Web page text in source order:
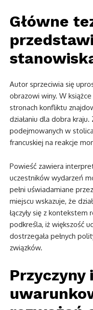
Główne
Autor sprzeciwia się
obrazowi winy. W
stronach konfliktu
działaniu dla dobra
podejmowanych w
francuskiej na reakcje
Powieść zawiera
uczestników wydarzeń
pełni uświadamiane
miejscu wskazuje, że
łączyły się z kontekstem
podkreśla, iż większość
dostrzegała pełnych
związków.
Przyczyny i